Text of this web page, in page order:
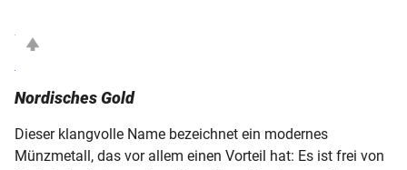
Nordisches Gold
Dieser klangvolle Name bezeichnet ein modernes
Münzmetall, das vor allem einen Vorteil hat: Es ist frei von